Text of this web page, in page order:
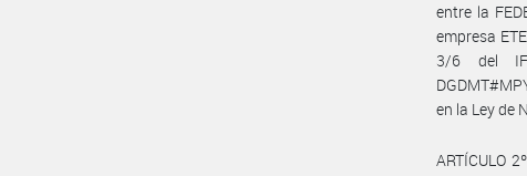
entre la
empresa
3/6 del IF-
en la Ley de
ARTÍCULO